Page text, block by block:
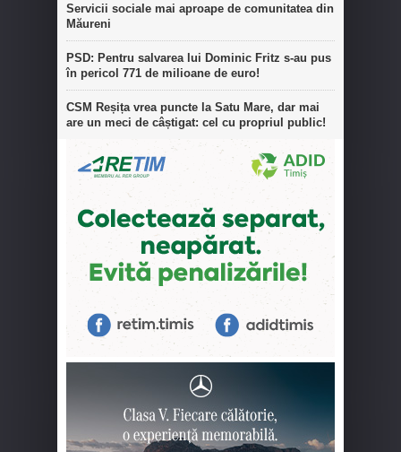
Servicii sociale mai aproape de comunitatea din
Măureni
PSD: Pentru salvarea lui Dominic Fritz s-au pus
în pericol 771 de milioane de euro!
CSM Reșița vrea puncte la Satu Mare, dar mai
are un meci de câștigat: cel cu propriul public!